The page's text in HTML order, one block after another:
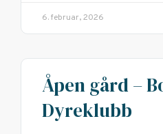
6. februar, 2026
Åpen gård –
Dyreklubb